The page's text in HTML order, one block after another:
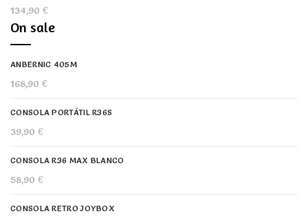
134,90 €
On sale
ANBERNIC 405M
168,90 €
CONSOLA PORTÁTIL R36S
39,90 €
CONSOLA R36 MAX BLANCO
58,90 €
CONSOLA RETRO JOYBOX